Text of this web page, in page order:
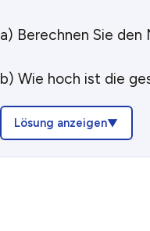
a) Berechnen Sie den
b) Wie hoch ist die
Lösung anzeigen